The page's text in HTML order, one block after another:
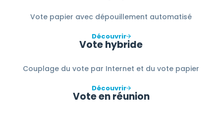
Vote papier avec dépouillement automatisé
Découvrir
Vote hybride
Couplage du vote par Internet et du vote papier
Découvrir
Vote en réunion